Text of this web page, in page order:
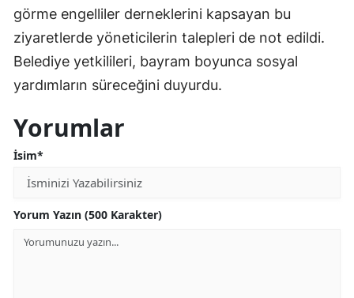
görme engelliler derneklerini kapsayan bu
ziyaretlerde yöneticilerin talepleri de not edildi.
Belediye yetkilileri, bayram boyunca sosyal
yardımların süreceğini duyurdu.
Yorumlar
İsim*
Yorum Yazın (500 Karakter)